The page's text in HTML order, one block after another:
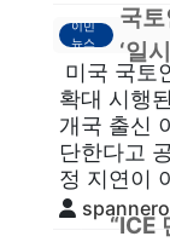
이민
뉴스
국
‘일
미국 국토
확대 시행
개국 출신
단한다고
정 지연이
“ICE